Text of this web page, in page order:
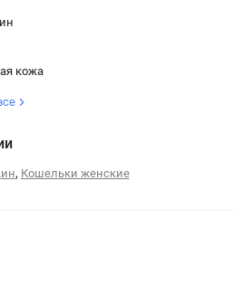
кожа
, Кошельки женские